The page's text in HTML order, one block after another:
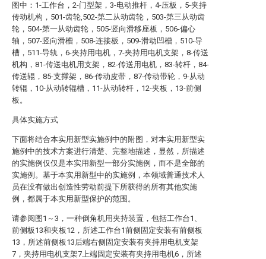
图中：1-工作台，2-门型架，3-电动推杆，4-压板，5-夹持
传动机构，501-齿轮,502-第二从动齿轮，503-第三从动齿
轮，504-第一从动齿轮，505-竖向滑移座板，506-偏心
轴，507-竖向滑槽，508-连接板，509-滑动凹槽，510-导
槽，511-导轨，6-夹持用电机，7-夹持用电机支架，8-传送
机构，81-传送电机用支架，82-传送用电机，83-转杆，84-
传送辊，85-支撑架，86-传动皮带，87-传动带轮，9-从动
转辊，10-从动转辊槽，11-从动转杆，12-夹板，13-前侧
板。
具体实施方式
下面将结合本实用新型实施例中的附图，对本实用新型实
施例中的技术方案进行清楚、完整地描述，显然，所描述
的实施例仅仅是本实用新型一部分实施例，而不是全部的
实施例。基于本实用新型中的实施例，本领域普通技术人
员在没有做出创造性劳动前提下所获得的所有其他实施
例，都属于本实用新型保护的范围。
请参阅图1～3，一种倒角机用夹持装置，包括工作台1、
前侧板13和夹板12，所述工作台1前侧固定安装有前侧板
13，所述前侧板13后端右侧固定安装有夹持用电机支架
7，夹持用电机支架7上端固定安装有夹持用电机6，所述